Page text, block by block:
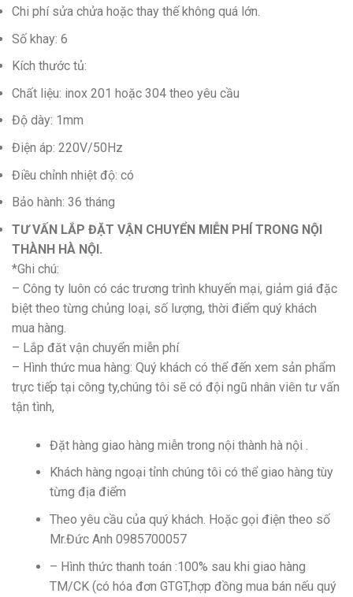
Chi phí sửa chửa hoặc thay thế không quá lớn.
Số khay: 6
Kích thước tủ:
Chất liệu: inox 201 hoặc 304 theo yêu cầu
Độ dày: 1mm
Điện áp: 220V/50Hz
Điều chỉnh nhiệt độ: có
Bảo hành: 36 tháng
TƯ VẤN LẮP ĐẶT VẬN CHUYỂN MIỄN PHÍ TRONG NỘI
THÀNH HÀ NỘI.
*Ghi chú:
– Công ty luôn có các trương trình khuyến mại, giảm giá đặc
biệt theo từng chủng loại, số lượng, thời điểm quý khách
mua hàng.
– Lắp đăt vận chuyển miễn phí
– Hình thức mua hàng: Quý khách có thể đến xem sản phẩm
trực tiếp tại công ty,chúng tôi sẽ có đội ngũ nhân viên tư vấn
tận tình,
Đặt hàng giao hàng miễn trong nội thành hà nội .
Khách hàng ngoại tỉnh chúng tôi có thể giao hàng tùy
từng địa điểm
Theo yêu cầu của quý khách. Hoặc gọi điện theo số
Mr.Đức Anh 0985700057
– Hình thức thanh toán :100% sau khi giao hàng
TM/CK (có hóa đơn GTGT,hợp đồng mua bán nếu quý